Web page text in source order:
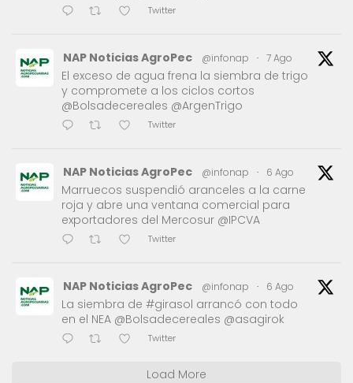
Twitter
NAP Noticias AgroPec @infonap · 7 Ago
El exceso de agua frena la siembra de trigo
y compromete a los ciclos cortos
@Bolsadecereales @ArgenTrigo
Twitter
NAP Noticias AgroPec @infonap · 6 Ago
Marruecos suspendió aranceles a la carne
roja y abre una ventana comercial para
exportadores del Mercosur @IPCVA
Twitter
NAP Noticias AgroPec @infonap · 6 Ago
La siembra de #girasol arrancó con todo
en el NEA @Bolsadecereales @asagirok
Twitter
Load More